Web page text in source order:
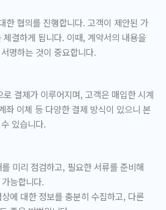
한 협의를 진행합니다. 고객이 제안된 가
결하게 됩니다. 이때, 계약서의 내용을
명하는 것이 중요합니다.
결제가 이루어지며, 고객은 매입한 시계
좌 이체 등 다양한 결제 방식이 있으니 본
있습니다.
미리 점검하고, 필요한 서류를 준비해
능합니다.
에 대한 정보를 충분히 수집하고, 다른